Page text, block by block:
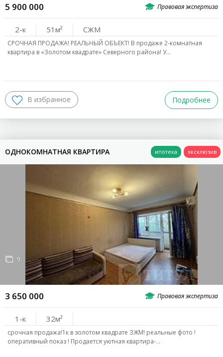
СЕВЕРО-ЗАПАД
Военвед
Зоопарк
Нариманова РИИЖТ Стройгородок
РОСТОВСКОЕ МОРЕ
ПЛАТОВСКИЙ
ЭТАЖ
5 900 000
2-к 51 СЖМ
СРОЧНАЯ ПРОДАЖА! РЕАЛЬНЫЙ ОБЪЕКТ! В продаже 2-комнатная
квартира в «Золотом квадрате» Северного района! У…
Подробнее
ОДНОКОМНАТНАЯ КВАРТИРА
3 650 000
9
1-к 32
срочная продажа!1к в золотом квадрате ЗЖМ! реальные фото !
оперативный показ ! Продается уютная квартира-…